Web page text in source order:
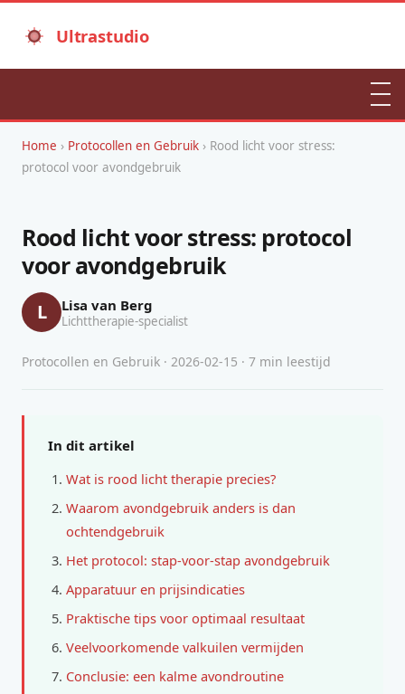
Ultrastudio
Home › Protocollen en Gebruik › Rood licht voor stress:
protocol voor avondgebruik
Rood licht voor stress: protocol
voor avondgebruik
L Lisa van Berg
Lichttherapie-specialist
Protocollen en Gebruik · 2026-02-15 · 7 min leestijd
In dit artikel
Wat is rood licht therapie precies?
Waarom avondgebruik anders is dan
ochtendgebruik
Het protocol: stap-voor-stap avondgebruik
Apparatuur en prijsindicaties
Praktische tips voor optimaal resultaat
Veelvoorkomende valkuilen vermijden
Conclusie: een kalme avondroutine